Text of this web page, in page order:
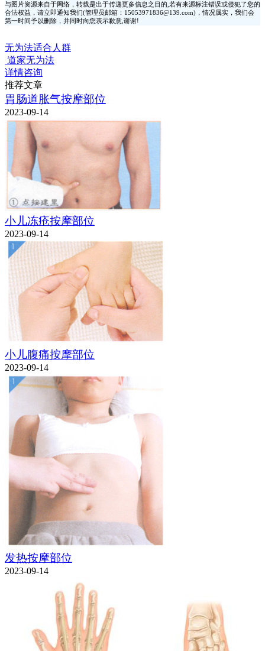
与图片资源来自于网络，转载是出于传递更多信息之目的,若有来源标注错误或侵犯了您的
合法权益，请立即通知我们(管理员邮箱：15053971836@139.com)，情况属实，我们会
第一时间予以删除，并同时向您表示歉意,谢谢!
无为法适合人群
道家无为法
详情咨询
推荐文章
胃肠道胀气按摩部位
2023-09-14
小儿冻疮按摩部位
2023-09-14
小儿腹痛按摩部位
2023-09-14
发热按摩部位
2023-09-14